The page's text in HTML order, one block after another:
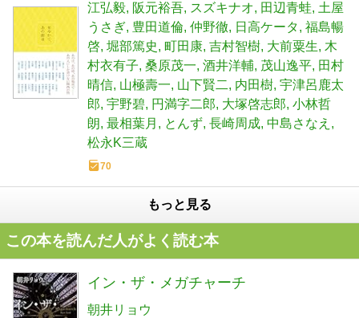
江弘毅 阪元裕吾 スズキナオ 田辺青蛙 土屋
うさぎ 豊田道倫 仲野徹 日高ケータ 福島暢
啓 堀部篤史 町田康 吉村智樹 大前粟生 木
村衣有子 桑原茂一 酒井洋輔 茂山逸平 田村
晴信 山極壽一 山下賢二 内田樹 宇津呂鹿太
郎 宇野碧 円満字二郎 大塚啓志郎 小林哲
朗 最相葉月 とんず 長崎周成 中島さなえ
松永K三蔵
70
もっと見る
この本を読んだ人がよく読む本
イン・ザ・メガチャーチ
朝井リョウ